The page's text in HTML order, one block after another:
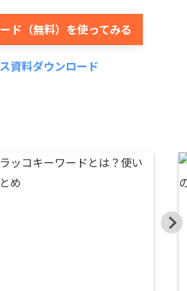
ド（無料）を使ってみる
資料ダウンロード